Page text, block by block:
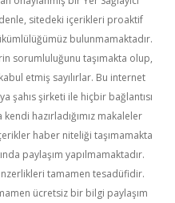
sitedeki içerikleri proaktif
bulunmamaktadır.
sorumluluğunu taşımakta olup,
etmiş sayılırlar. Bu internet
şahıs şirketi ile hiçbir bağlantısı
hazırladığımız makaleler
haber niteliği taşımamakta
paylaşım yapılmamaktadır.
tamamen tesadüfidir.
ücretsiz bir bilgi paylaşım